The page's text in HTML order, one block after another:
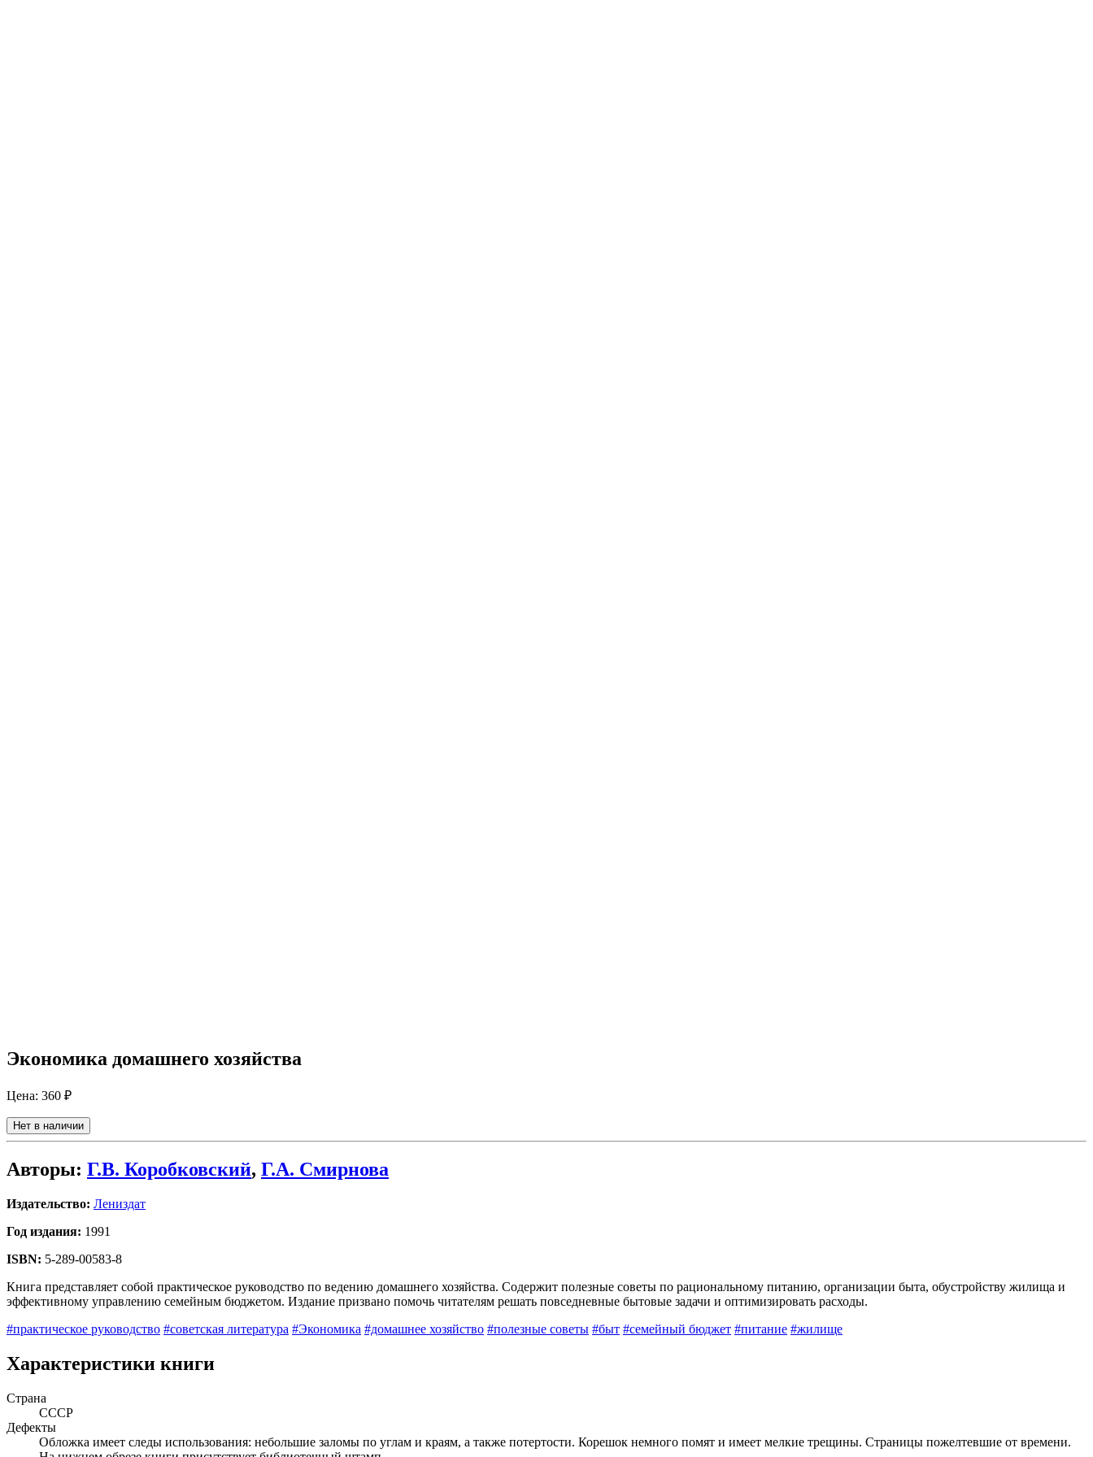
Экономика домашнего хозяйства
Цена: 360 ₽
Нет в наличии
Авторы: Г.В. Коробковский, Г.А. Смирнова
Издательство: Лениздат
Год издания: 1991
ISBN: 5-289-00583-8
Книга представляет собой практическое руководство по ведению домашнего хозяйства. Содержит полезные советы по рациональному питанию, организации быта, обустройству жилища и
эффективному управлению семейным бюджетом. Издание призвано помочь читателям решать повседневные бытовые задачи и оптимизировать расходы.
#практическое руководство #советская литература #Экономика #домашнее хозяйство #полезные советы #быт #семейный бюджет #питание #жилище
Характеристики книги
Страна
СССР
Дефекты
Обложка имеет следы использования: небольшие заломы по углам и краям, а также потертости. Корешок немного помят и имеет мелкие трещины. Страницы пожелтевшие от времени.